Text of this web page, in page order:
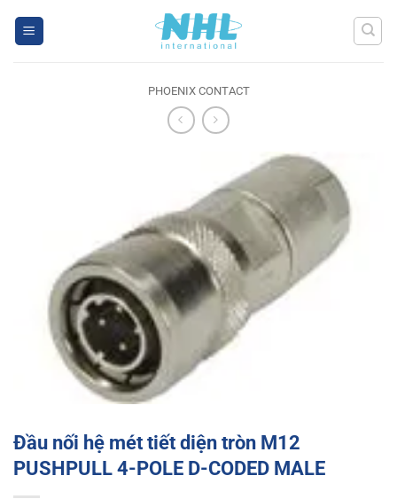
PHOENIX CONTACT
Đầu nối hệ mét tiết diện tròn M12
PUSHPULL 4-POLE D-CODED MALE